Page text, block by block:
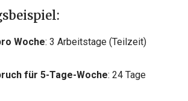
Woche: 3 Arbeitstage (Teilzeit)
für 5-Tage-Woche: 24 Tage